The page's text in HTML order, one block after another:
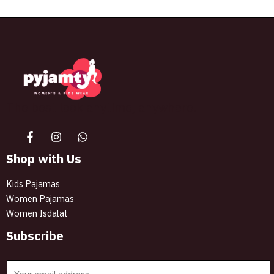
Shop with Us
Kids Pajamas
Women Pajamas
Women Isdalat
Subscribe